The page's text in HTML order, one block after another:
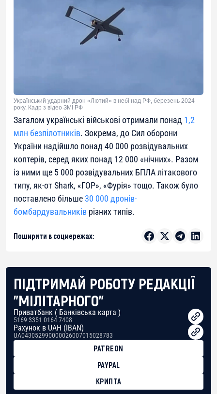
Український ударний дрон «Лютий» в небі над РФ, березень 2024
року. Кадр з відео ЗМІ РФ
Загалом українські військові отримали понад 1,2
млн безпілотників. Зокрема, до Сил оборони
України надійшло понад 40 000 розвідувальних
коптерів, серед яких понад 12 000 «нічних». Разом
із ними ще 5 000 розвідувальних БПЛА літакового
типу, як-от Shark, «ГОР», «Фурія» тощо. Також було
поставлено більше 30 000 дронів-
бомбардувальників різних типів.
Поширити в соцмережах:
ПІДТРИМАЙ РОБОТУ РЕДАКЦІЇ
"МІЛІТАРНОГО"
Приватбанк ( Банківська карта )
5169 3351 0164 7408
Рахунок в UAH (IBAN)
UA043052990000026007015028783
PATREON
PAYPAL
КРИПТА